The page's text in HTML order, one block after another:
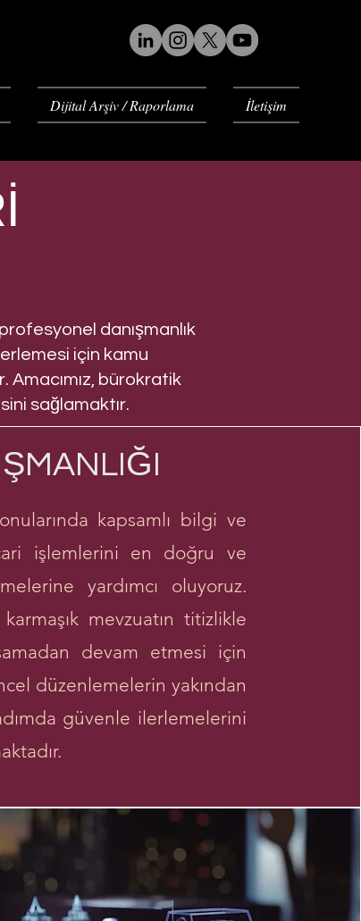
Dijital Arşiv / Raporlama İletişim
danışmanlık
için kamu
Amacımız, bürokratik
sağlamaktır.
kapsamlı bilgi ve
işlemlerini en doğru ve
yardımcı oluyoruz.
mevzuatın titizlikle
devam etmesi için
düzenlemelerin yakından
güvenle ilerlemelerini